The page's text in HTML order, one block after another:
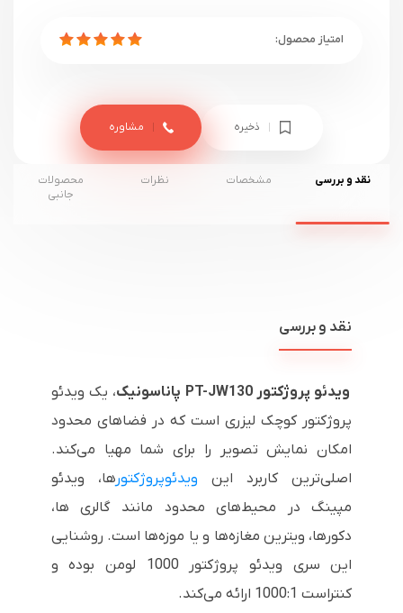
ذخیره مشاوره
نقد و بررسی مشخصات نظرات
محصولات
جانبی
نقد و بررسی
PT-JW130 پاناسونیک، یک ویدئو
پروژکتور کوچک لیزری است که در فضاهای محدود
امکان نمایش تصویر را برای شما مهیا می‌کند.
اصلی‌ترین کاربرد این ویدئوپروژکتورها، ویدئو
مپینگ در محیط‌های محدود مانند گالری ها،
دکورها، ویترین مغازه‌ها و یا موزه‌ها است. روشنایی
این سری ویدئو پروژکتور 1000 لومن بوده و
کنتراست 1000:1 ارائه می‌کند.